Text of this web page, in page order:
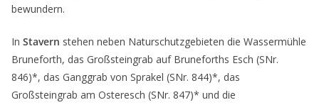
bewundern.
In Stavern stehen neben Naturschutzgebieten die Wassermühle
Bruneforth, das Großsteingrab auf Bruneforths Esch (SNr.
846)*, das Ganggrab von Sprakel (SNr. 844)*, das
Großsteingrab am Osteresch (SNr. 847)* und die